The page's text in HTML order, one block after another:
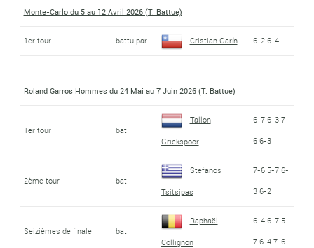
Monte-Carlo du 5 au 12 Avril 2026 (T. Battue)
1er tour battu par Cristian Garín 6-2 6-4
Roland Garros Hommes du 24 Mai au 7 Juin 2026 (T. Battue)
1er tour bat
Tallon
Griekspoor
6-7 6-3 7-
6 6-3
2ème tour bat
Stefanos
Tsitsipas
7-6 5-7 6-
3 6-2
Seizièmes de finale bat
Raphaël
Collignon
6-4 6-7 5-
7 6-4 7-6